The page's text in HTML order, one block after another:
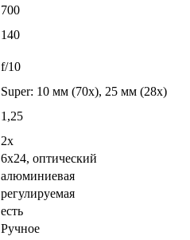
700
140
f/10
Super: 10 мм (70х), 25 мм (28х)
1,25
2x
6x24, оптический
алюминиевая
регулируемая
есть
Ручное